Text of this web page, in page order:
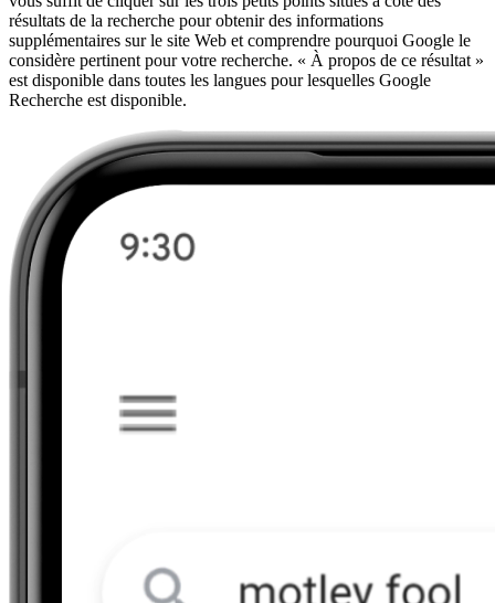
résultats de la recherche pour obtenir des informations
supplémentaires sur le site Web et comprendre pourquoi Google le
considère pertinent pour votre recherche. « À propos de ce résultat »
est disponible dans toutes les langues pour lesquelles Google
Recherche est disponible.